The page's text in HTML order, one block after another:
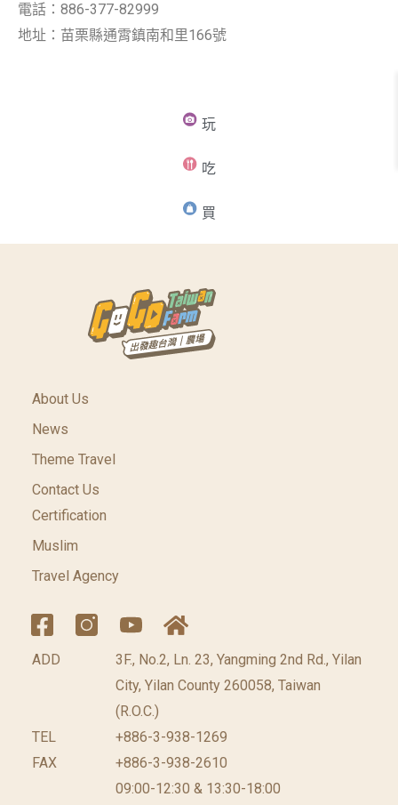
電話：886-377-82999
地址：苗栗縣通霄鎮南和里166號
玩
吃
買
About Us
News
Theme Travel
Contact Us
Certification
Muslim
Travel Agency
ADD
3F., No.2, Ln. 23, Yangming 2nd Rd., Yilan
City, Yilan County 260058, Taiwan
(R.O.C.)
TEL
+886-3-938-1269
FAX
+886-3-938-2610
09:00-12:30 & 13:30-18:00